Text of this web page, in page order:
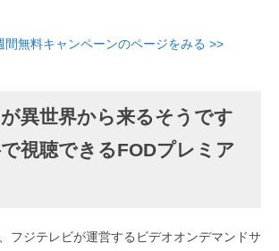
間無料キャンペーンのページをみる >>
異世界から来るそうです
視聴できるFODプレミア
フジテレビが運営するビデオオンデマンドサ